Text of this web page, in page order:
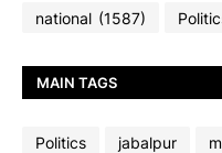
national (1587)
MAIN TAGS
Politics jabalpur